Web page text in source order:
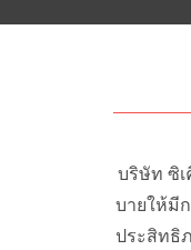
บริษัท ซิ
บายให้มี
ประสิทธิ